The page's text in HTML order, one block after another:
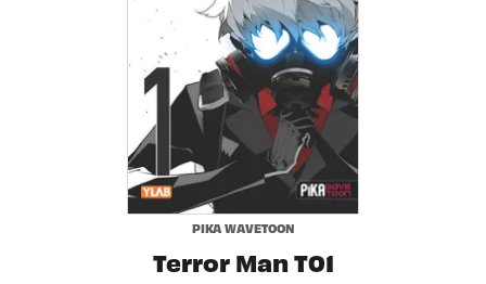
PIKA WAVETOON
Terror Man T01